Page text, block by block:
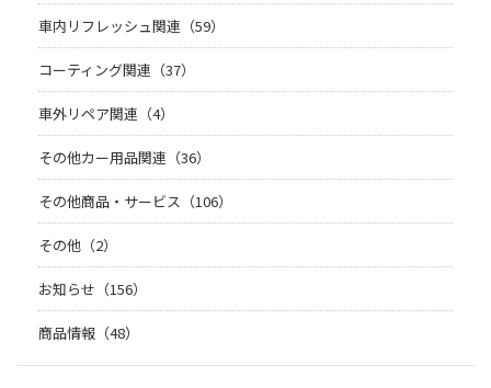
車内リフレッシュ関連（59）
コーティング関連（37）
車外リペア関連（4）
その他カー用品関連（36）
その他商品・サービス（106）
その他（2）
お知らせ（156）
商品情報（48）